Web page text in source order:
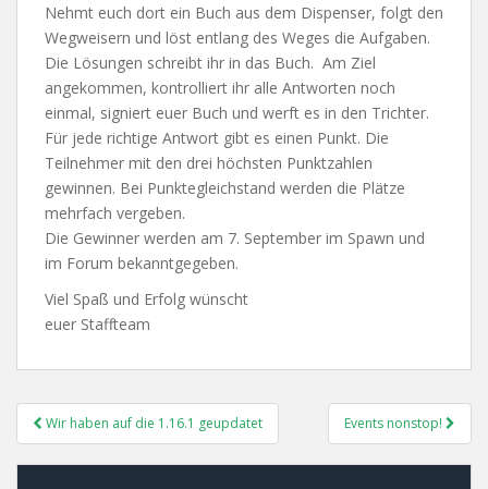
Nehmt euch dort ein Buch aus dem Dispenser, folgt den
Wegweisern und löst entlang des Weges die Aufgaben.
Die Lösungen schreibt ihr in das Buch. Am Ziel
angekommen, kontrolliert ihr alle Antworten noch
einmal, signiert euer Buch und werft es in den Trichter.
Für jede richtige Antwort gibt es einen Punkt. Die
Teilnehmer mit den drei höchsten Punktzahlen
gewinnen. Bei Punktegleichstand werden die Plätze
mehrfach vergeben.
Die Gewinner werden am 7. September im Spawn und
im Forum bekanntgegeben.
Viel Spaß und Erfolg wünscht
euer Staffteam
Post
Navigation
Wir haben auf die 1.16.1 geupdatet Events nonstop!